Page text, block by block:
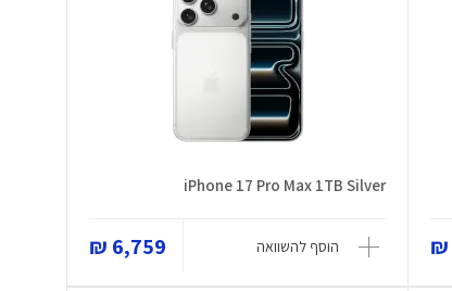
iPhone 17 Pro Max 1TB Silver
הוסף להשוואה 6,759 ₪